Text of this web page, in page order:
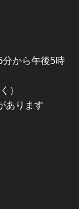
分から午後5時
）
あります